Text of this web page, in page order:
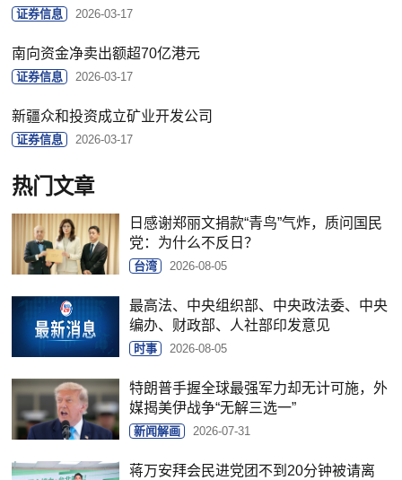
证券信息 2026-03-17
南向资金净卖出额超70亿港元
证券信息 2026-03-17
新疆众和投资成立矿业开发公司
证券信息 2026-03-17
热门文章
日感谢郑丽文捐款“青鸟”气炸，质问国民
党：为什么不反日？
台湾 2026-08-05
最高法、中央组织部、中央政法委、中央
编办、财政部、人社部印发意见
时事 2026-08-05
特朗普手握全球最强军力却无计可施，外
媒揭美伊战争“无解三选一”
新闻解画 2026-07-31
蒋万安拜会民进党团不到20分钟被请离